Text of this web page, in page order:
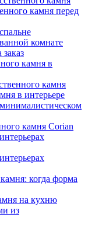
камня перед
комнате
камня в
камня
в интерьере
камня Corian
когда форма
на кухню
из